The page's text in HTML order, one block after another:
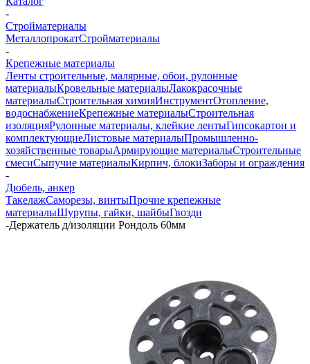
-
Стройматериалы
МеталлопрокатСтройматериалы
-
Крепежные материалы
Ленты строительные, малярные, обои, рулонные
материалыКровельные материалыЛакокрасочные
материалыСтроительная химияИнструментОтопление,
водоснабжениеКрепежные материалыСтроительная
изоляцияРулонные материалы, клейкие лентыГипсокартон и
комплектующиеЛистовые материалыПромышленно-
хозяйственные товарыАрмирующие материалыСтроительные
смесиСыпучие материалыКирпич, блокиЗаборы и ограждения
-
Дюбель, анкер
ТакелажСаморезы, винтыПрочие крепежные
материалыШурупы, гайки, шайбыГвозди
-Держатель д/изоляции Рондоль 60мм